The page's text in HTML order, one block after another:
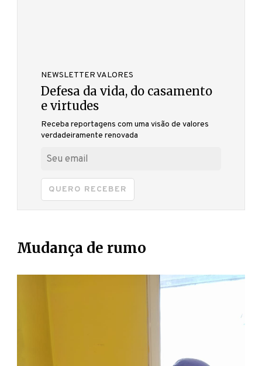
NEWSLETTER VALORES
Defesa da vida, do casamento
e virtudes
Receba reportagens com uma visão de valores
verdadeiramente renovada
QUERO RECEBER
Mudança de rumo